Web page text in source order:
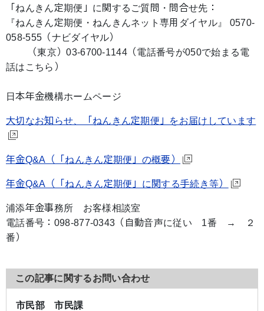
「ねんきん定期便」に関するご質問・問合せ先：
『ねんきん定期便・ねんきんネット専用ダイヤル』 0570-
058-555（ナビダイヤル）
（東京）03-6700-1144（電話番号が050で始まる電
話はこちら）
日本年金機構ホームページ
大切なお知らせ、「ねんきん定期便」をお届けしています
年金Q&A（「ねんきん定期便」の概要）
年金Q&A（「ねんきん定期便」に関する手続き等）
浦添年金事務所 お客様相談室
電話番号：098-877-0343（自動音声に従い 1番 → ２
番）
この記事に関するお問い合わせ
市民部 市民課